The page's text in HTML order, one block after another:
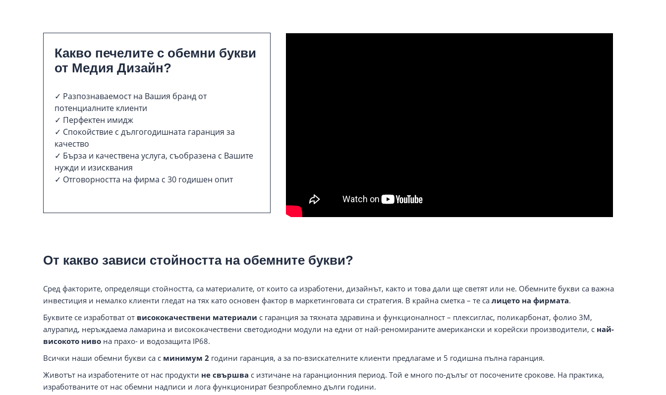
Какво печелите с обемни букви
от Медия Дизайн?
✓ Разпознаваемост на Вашия бранд от
потенциалните клиенти
✓ Перфектен имидж
✓ Спокойствие с дългогодишната гаранция за
качество
✓ Бърза и качествена услуга, съобразена с Вашите
нужди и изисквания
✓ Отговорността на фирма с 30 годишен опит
От какво зависи стойността на обемните букви?
Сред факторите, определящи стойността, са материалите, от които са изработени, дизайнът, както и това дали ще светят или не. Обемните букви са важна
инвестиция и немалко клиенти гледат на тях като основен фактор в маркетинговата си стратегия. В крайна сметка – те са лицето на фирмата.
Буквите се изработват от висококачествени материали с гаранция за тяхната здравина и функционалност – плексиглас, поликарбонат, фолио 3M,
алурапид, неръждаема ламарина и висококачествени светодиодни модули на едни от най-реномираните американски и корейски производители, с най-
високото ниво на прахо- и водозащита IP68.
Всички наши обемни букви са с минимум 2 години гаранция, а за по-взискателните клиенти предлагаме и 5 годишна пълна гаранция.
Животът на изработените от нас продукти не свършва с изтичане на гаранционния период. Той е много по-дълъг от посочените срокове. На практика,
изработваните от нас обемни надписи и лога функционират безпроблемно дълги години.